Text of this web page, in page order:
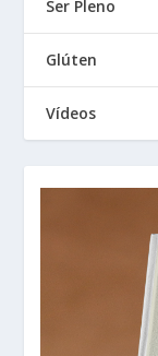
Ser Pleno
Glúten
Vídeos